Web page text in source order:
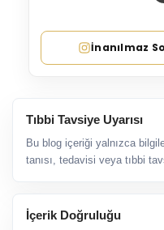
İnanılmaz
Tıbbi Tavsiye Uyarısı
Bu blog içeriği yalnızca
tanısı, tedavisi veya tıbbi
İçerik Doğruluğu